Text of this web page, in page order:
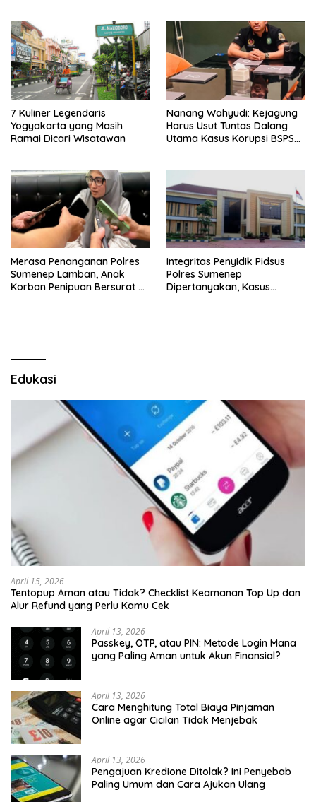
7 Kuliner Legendaris
Yogyakarta yang Masih
Ramai Dicari Wisatawan
Nanang Wahyudi: Kejagung
Harus Usut Tuntas Dalang
Utama Kasus Korupsi BSPS
Merasa Penanganan Polres
Sumenep Lamban, Anak
Korban Penipuan Bersurat ke
Integritas Penyidik Pidsus
Polres Sumenep
Dipertanyakan, Kasus
Edukasi
April 15, 2026
Tentopup Aman atau Tidak? Checklist Keamanan Top Up dan
Alur Refund yang Perlu Kamu Cek
April 13, 2026
Passkey, OTP, atau PIN: Metode Login Mana
yang Paling Aman untuk Akun Finansial?
April 13, 2026
Cara Menghitung Total Biaya Pinjaman
Online agar Cicilan Tidak Menjebak
April 13, 2026
Pengajuan Kredione Ditolak? Ini Penyebab
Paling Umum dan Cara Ajukan Ulang